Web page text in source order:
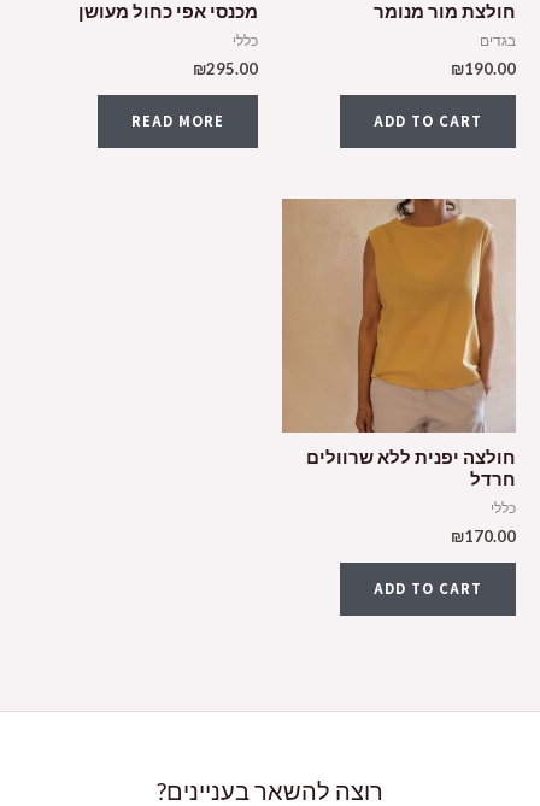
חולצת מור מנומר
בגדים
₪190.00
ADD TO CART
מכנסי אפי כחול מעושן
כללי
₪295.00
READ MORE
חולצה יפנית ללא שרוולים
חרדל
כללי
₪170.00
ADD TO CART
רוצה להשאר בעניינים?